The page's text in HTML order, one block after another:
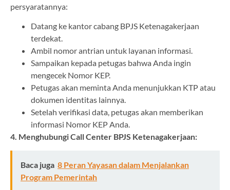
persyaratannya:
Datang ke kantor cabang BPJS Ketenagakerjaan
terdekat.
Ambil nomor antrian untuk layanan informasi.
Sampaikan kepada petugas bahwa Anda ingin
mengecek Nomor KEP.
Petugas akan meminta Anda menunjukkan KTP atau
dokumen identitas lainnya.
Setelah verifikasi data, petugas akan memberikan
informasi Nomor KEP Anda.
4. Menghubungi Call Center BPJS Ketenagakerjaan:
Baca juga 8 Peran Yayasan dalam Menjalankan
Program Pemerintah